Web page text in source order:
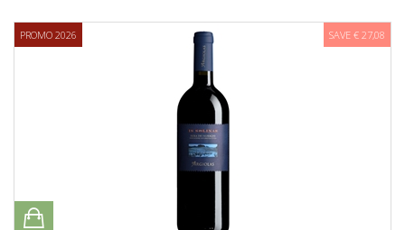
PROMO 2026 SAVE € 27,08